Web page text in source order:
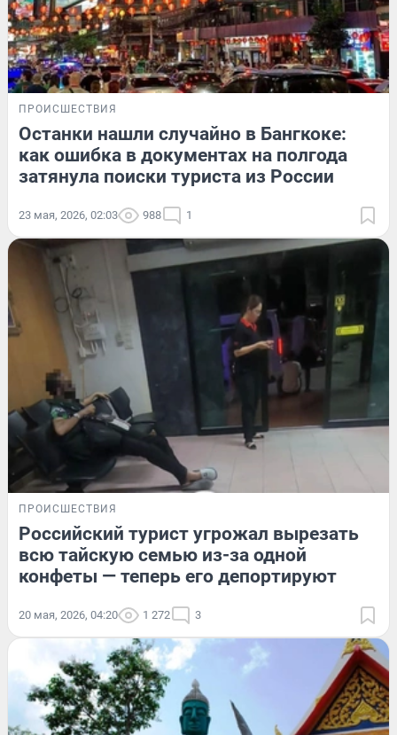
ПРОИСШЕСТВИЯ
Останки нашли случайно в Бангкоке:
как ошибка в документах на полгода
затянула поиски туриста из России
23 мая, 2026, 02:03 988 1
ПРОИСШЕСТВИЯ
Российский турист угрожал вырезать
всю тайскую семью из-за одной
конфеты — теперь его депортируют
20 мая, 2026, 04:20 1 272 3